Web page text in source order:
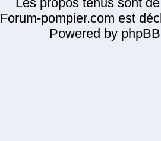
Forum-pompier.com est
Powered by